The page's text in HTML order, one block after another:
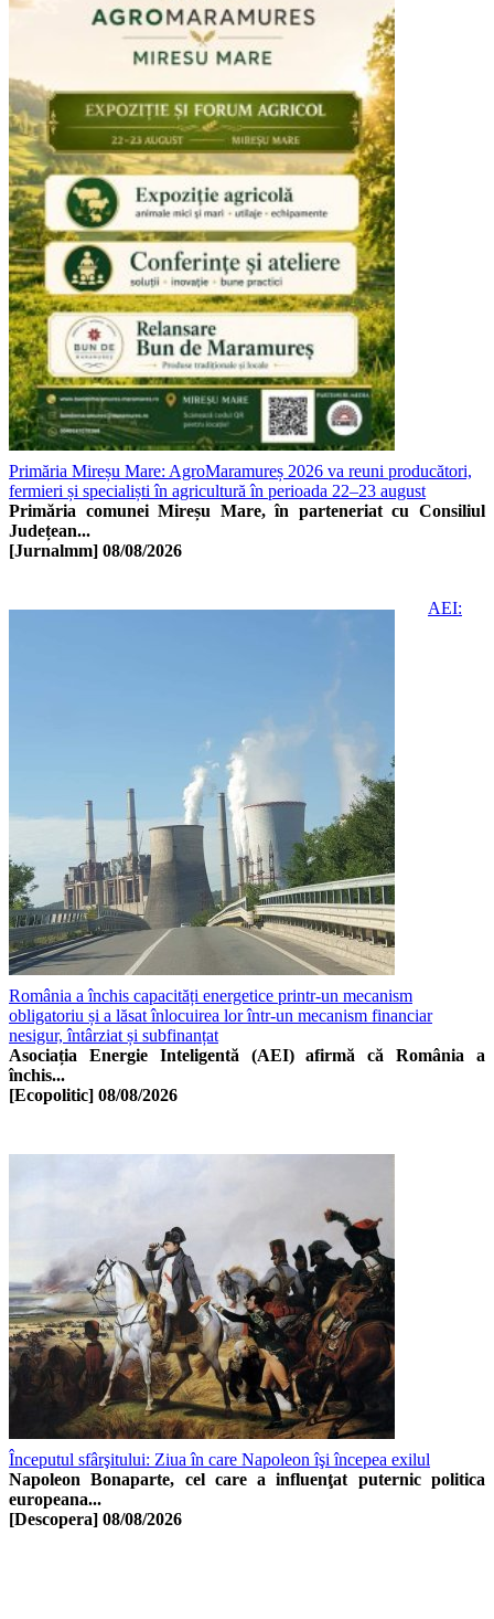
Primăria Mireșu Mare: AgroMaramureș 2026 va reuni producători,
fermieri și specialiști în agricultură în perioada 22–23 august
Primăria comunei Mireșu Mare, în parteneriat cu Consiliul
Județean...
[Jurnalmm] 08/08/2026
AEI:
România a închis capacități energetice printr-un mecanism
obligatoriu și a lăsat înlocuirea lor într-un mecanism financiar
nesigur, întârziat și subfinanțat
Asociația Energie Inteligentă (AEI) afirmă că România a
închis...
[Ecopolitic] 08/08/2026
Începutul sfârşitului: Ziua în care Napoleon îşi începea exilul
Napoleon Bonaparte, cel care a influenţat puternic politica
europeana...
[Descopera] 08/08/2026